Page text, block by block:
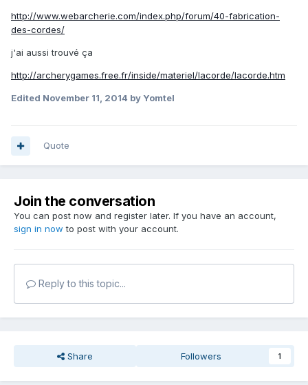
http://www.webarcherie.com/index.php/forum/40-fabrication-
des-cordes/
j'ai aussi trouvé ça
http://archerygames.free.fr/inside/materiel/lacorde/lacorde.htm
Edited November 11, 2014 by Yomtel
Quote
Join the conversation
You can post now and register later. If you have an account,
sign in now to post with your account.
Reply to this topic...
Share Followers 1